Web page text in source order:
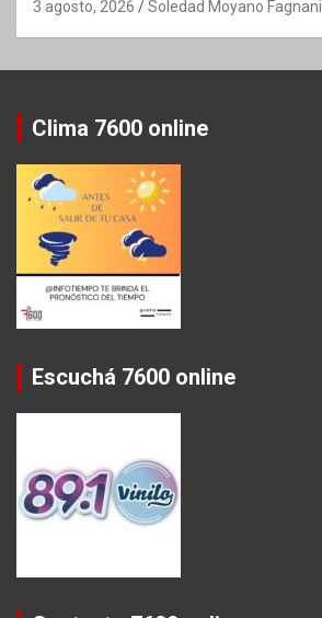
3 agosto, 2026 Soledad Moyano Fagnani
Clima 7600 online
Escuchá 7600 online